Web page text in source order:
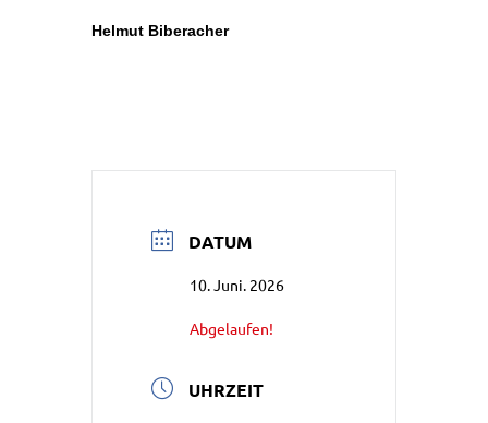
Helmut Biberacher
DATUM
10. Juni. 2026
Abgelaufen!
UHRZEIT